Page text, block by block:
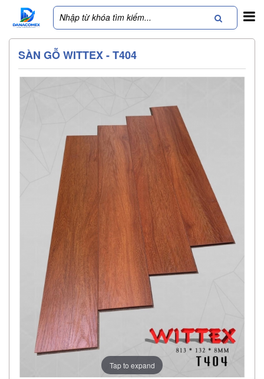
SÀN GỖ WITTEX - T404
Tap to expand